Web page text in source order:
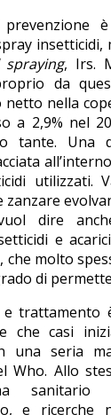
insetticidi,
, Irs.
da
nella
a 2,9% nel
tante. Una
utilizzati.
zanzare
dire
e
molto
di
e trattamento
che casi
una seria
Who. Allo
sanitario
e ricerche